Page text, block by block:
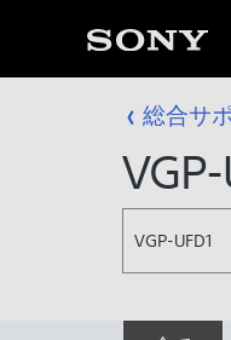
総合サ
VGP-
VGP-UFD1